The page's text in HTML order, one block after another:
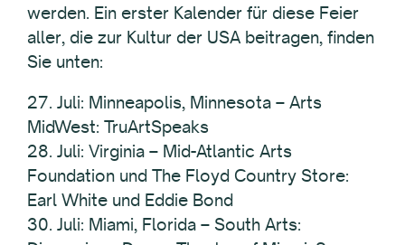
werden. Ein erster Kalender für diese Feier
aller, die zur Kultur der USA beitragen, finden
Sie unten:
27. Juli: Minneapolis, Minnesota – Arts
MidWest: TruArtSpeaks
28. Juli: Virginia – Mid-Atlantic Arts
Foundation und The Floyd Country Store:
Earl White und Eddie Bond
30. Juli: Miami, Florida – South Arts: